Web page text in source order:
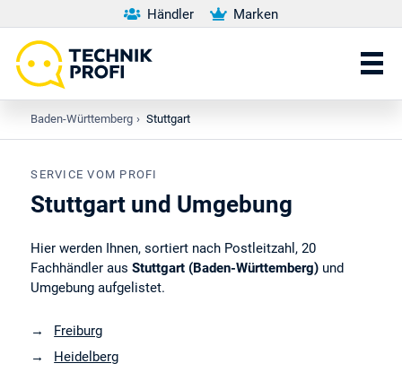
Händler Marken
Baden-Württemberg › Stuttgart
SERVICE VOM PROFI
Stuttgart und Umgebung
Hier werden Ihnen, sortiert nach Postleitzahl, 20
Fachhändler ausStuttgart (Baden-Württemberg) und
Umgebung aufgelistet.
Freiburg
Heidelberg